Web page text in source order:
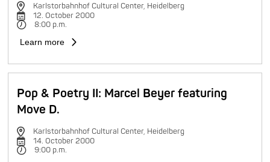
Karlstorbahnhof Cultural Center, Heidelberg
12. October 2000
8:00 p.m.
Learn more
Pop & Poetry II: Marcel Beyer featuring
Move D.
Karlstorbahnhof Cultural Center, Heidelberg
14. October 2000
9:00 p.m.